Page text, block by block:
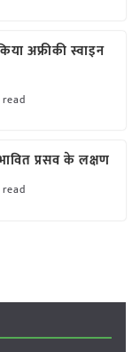
अफ्रीकी स्वाइन
प्रसव के लक्षण